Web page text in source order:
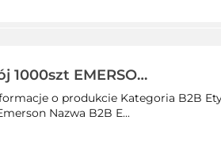
1000szt EMERSON
o produkcie Kategoria B2B
Nazwa B2B E...